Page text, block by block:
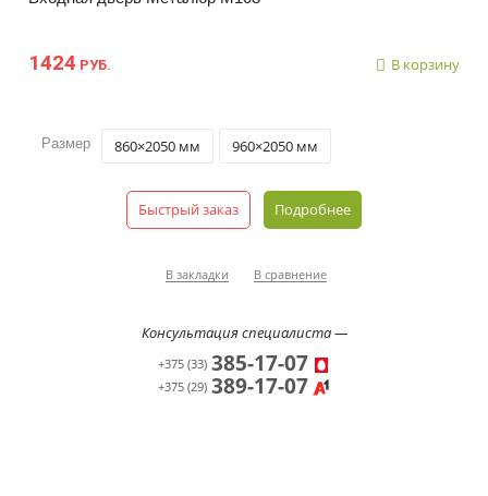
1424 РУБ. В корзину
Размер 860×2050 мм 960×2050 мм
Быстрый заказ Подробнее
В закладки В сравнение
Консультация специалиста —
+375 (33) 385-17-07
+375 (29) 389-17-07